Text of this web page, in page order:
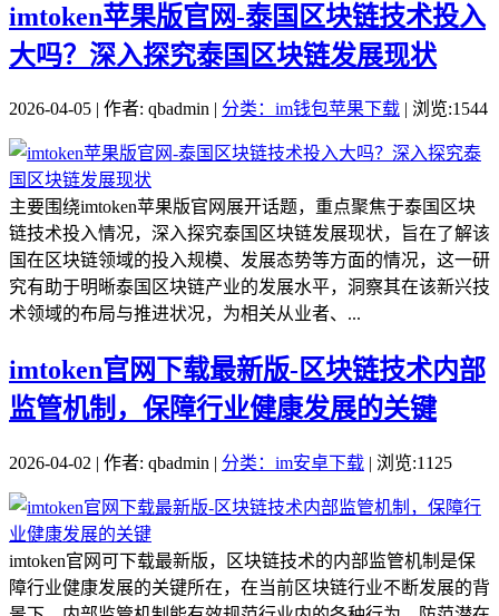
imtoken苹果版官网-泰国区块链技术投入
大吗？深入探究泰国区块链发展现状
2026-04-05 | 作者: qbadmin | 分类：im钱包苹果下载 | 浏览:1544
主要围绕imtoken苹果版官网展开话题，重点聚焦于泰国区块
链技术投入情况，深入探究泰国区块链发展现状，旨在了解该
国在区块链领域的投入规模、发展态势等方面的情况，这一研
究有助于明晰泰国区块链产业的发展水平，洞察其在该新兴技
术领域的布局与推进状况，为相关从业者、...
imtoken官网下载最新版-区块链技术内部
监管机制，保障行业健康发展的关键
2026-04-02 | 作者: qbadmin | 分类：im安卓下载 | 浏览:1125
imtoken官网可下载最新版，区块链技术的内部监管机制是保
障行业健康发展的关键所在，在当前区块链行业不断发展的背